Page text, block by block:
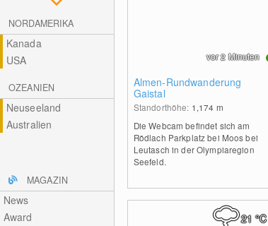
NORDAMERIKA
Kanada
USA
OZEANIEN
Neuseeland
Australien
MAGAZIN
News
Award
Almen-Rundwanderung
Gaistal
Standorthöhe: 1,174 m
Die Webcam befindet sich am
Rödlach Parkplatz bei Moos bei
Leutasch in der Olympiaregion
Seefeld.
vor 2 Minuten
21°C